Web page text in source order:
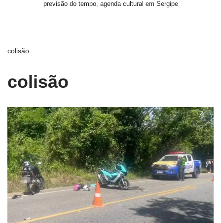
previsão do tempo, agenda cultural em Sergipe
colisão
colisão